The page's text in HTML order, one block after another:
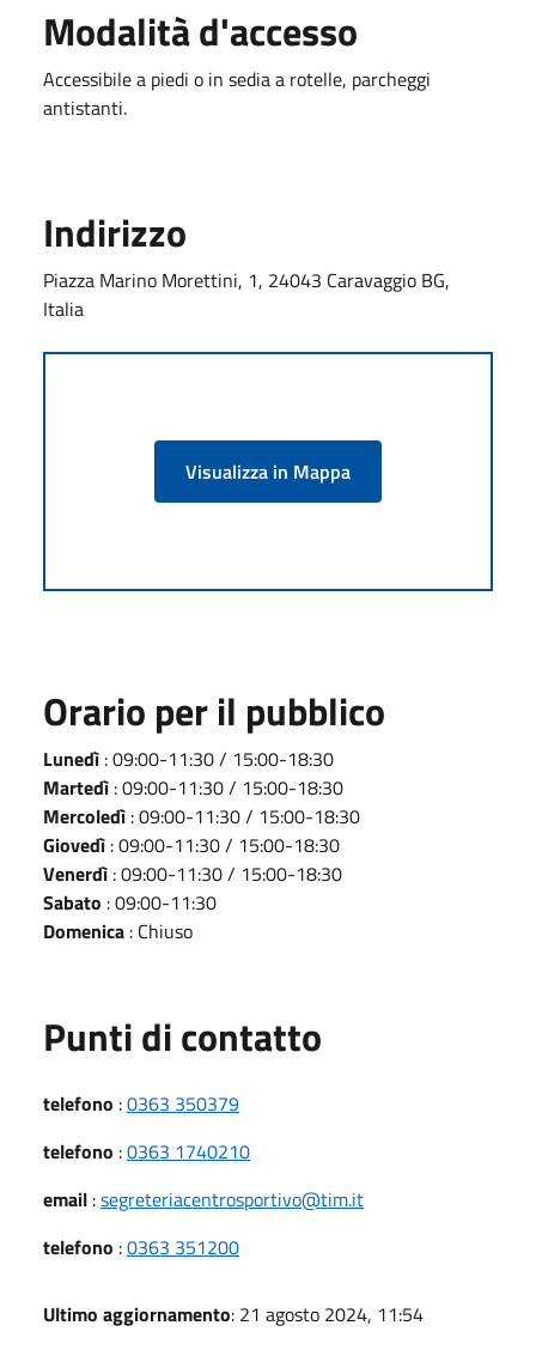
Modalità d'accesso
Accessibile a piedi o in sedia a rotelle, parcheggi
antistanti.
Indirizzo
Piazza Marino Morettini, 1, 24043 Caravaggio BG,
Italia
Visualizza in Mappa
Orario per il pubblico
Lunedì : 09:00-11:30 / 15:00-18:30
Martedì : 09:00-11:30 / 15:00-18:30
Mercoledì : 09:00-11:30 / 15:00-18:30
Giovedì : 09:00-11:30 / 15:00-18:30
Venerdì : 09:00-11:30 / 15:00-18:30
Sabato : 09:00-11:30
Domenica : Chiuso
Punti di contatto
telefono :0363 350379
telefono :0363 1740210
email :segreteriacentrosportivo@tim.it
telefono :0363 351200
Ultimo aggiornamento: 21 agosto 2024, 11:54